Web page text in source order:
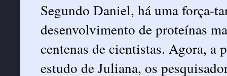
Segundo Daniel, há uma força-
desenvolvimento de proteínas
centenas de cientistas. Agora, a
estudo de Juliana, os